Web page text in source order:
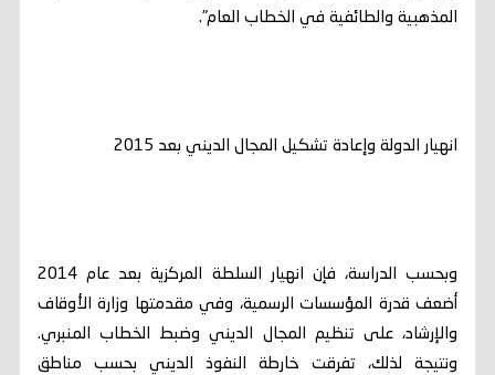
المذهبية والطائفية في الخطاب العام".
انهيار الدولة وإعادة تشكيل المجال الديني بعد 2015
وبحسب الدراسة، فإن انهيار السلطة المركزية بعد عام 2014
أضعف قدرة المؤسسات الرسمية، وفي مقدمتها وزارة الأوقاف
والإرشاد، على تنظيم المجال الديني وضبط الخطاب المنبري.
ونتيجة لذلك، تفرقت خارطة النفوذ الديني بحسب مناطق